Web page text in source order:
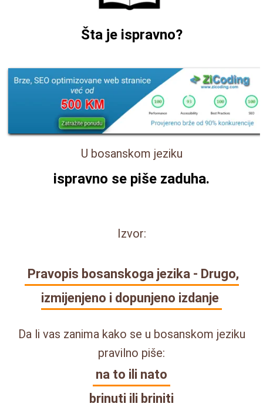
Šta je ispravno?
U bosanskom jeziku
ispravno se piše zaduha.
Izvor:
Pravopis bosanskoga jezika - Drugo,
izmijenjeno i dopunjeno izdanje
Da li vas zanima kako se u bosanskom jeziku
pravilno piše:
na to ili nato
brinuti ili briniti